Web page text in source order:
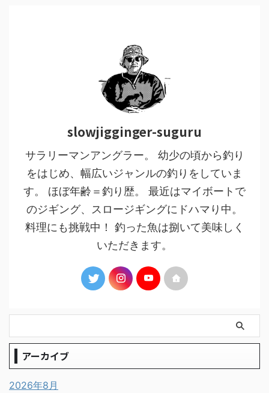
slowjigginger-suguru
サラリーマンアングラー。 幼少の頃から釣り
をはじめ、幅広いジャンルの釣りをしていま
す。 ほぼ年齢＝釣り歴。 最近はマイボートで
のジギング、スロージギングにドハマり中。
料理にも挑戦中！ 釣った魚は捌いて美味しく
いただきます。
アーカイブ
2026年8月